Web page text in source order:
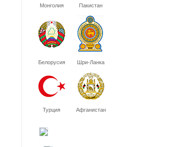
Монголия Пакистан
Белорусия Шри-Ланка
Турция Афганистан